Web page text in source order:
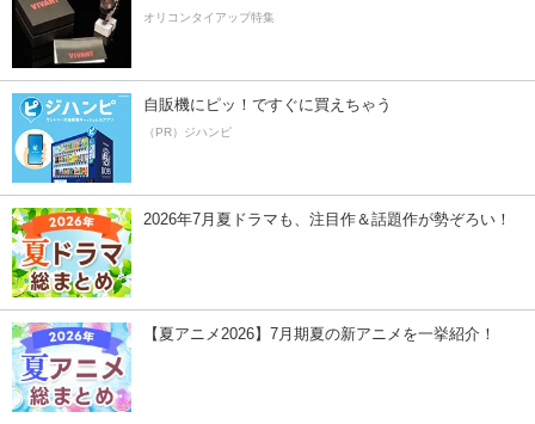
オリコンタイアップ特集
自販機にピッ！ですぐに買えちゃう
（PR）ジハンピ
2026年7月夏ドラマも、注目作＆話題作が勢ぞろい！
【夏アニメ2026】7月期夏の新アニメを一挙紹介！